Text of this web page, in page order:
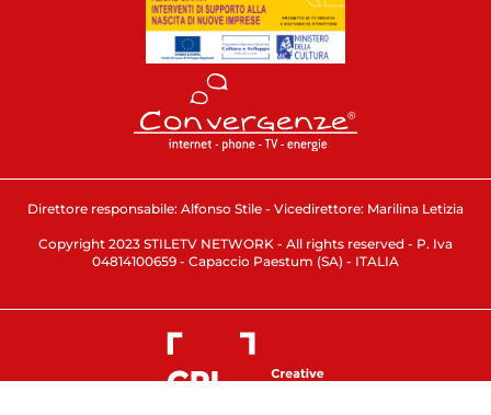
Direttore responsabile: Alfonso Stile - Vicedirettore: Marilina Letizia
Copyright 2023 STILETV NETWORK - All rights reserved - P. Iva
04814100659 - Capaccio Paestum (SA) - ITALIA